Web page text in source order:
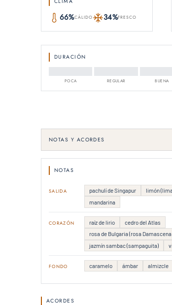
66%CÁLIDO 34%FRESCO
DURACIÓN
POCA REGULAR BUENA
NOTAS Y ACORDES
NOTAS
SALIDA pachulí de Singapur limón
mandarina
CORAZÓN raíz de lirio
cedro del Atlas
rosa de Bulgaria (rosa
jazmín sambac (sampaguita)
FONDO caramelo ámbar almizcle
ACORDES